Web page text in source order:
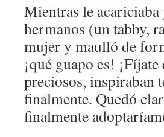
Mientras le
hermanos (un tabby,
mujer y maulló de
¡qué guapo es!
preciosos, inspiraban
finalmente. Quedó
finalmente